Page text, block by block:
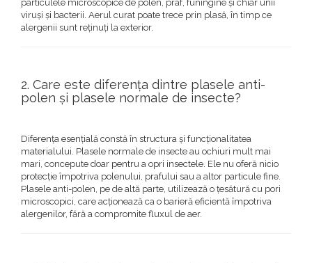
particulele microscopice de polen, praf, funingine și chiar unii
viruși și bacterii. Aerul curat poate trece prin plasă, în timp ce
alergenii sunt reținuți la exterior.
2. Care este diferența dintre plasele anti-
polen și plasele normale de insecte?
Diferența esențială constă în structura și funcționalitatea
materialului. Plasele normale de insecte au ochiuri mult mai
mari, concepute doar pentru a opri insectele. Ele nu oferă nicio
protecție împotriva polenului, prafului sau a altor particule fine.
Plasele anti-polen, pe de altă parte, utilizează o țesătură cu pori
microscopici, care acționează ca o barieră eficientă împotriva
alergenilor, fără a compromite fluxul de aer.